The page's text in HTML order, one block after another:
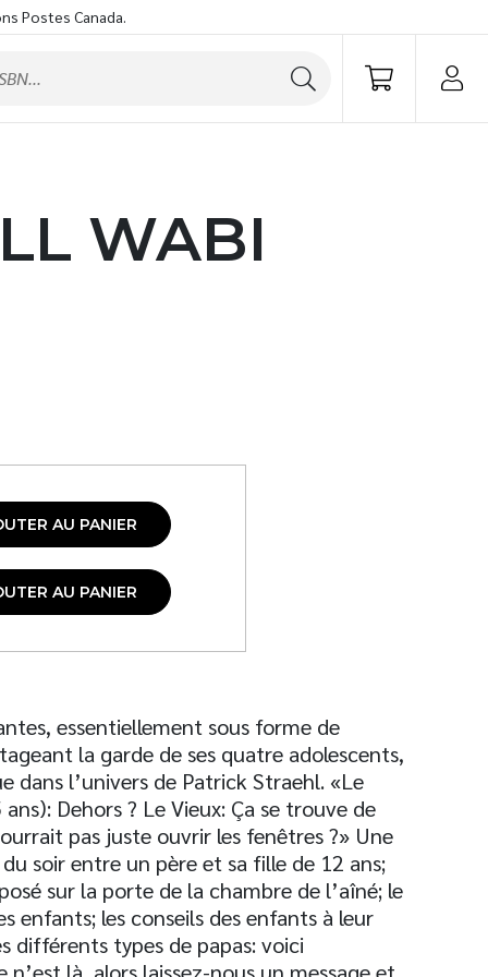
Postes Canada.
WABI
AU PANIER
AU PANIER
essentiellement sous forme de
la garde de ses quatre adolescents,
dans l’univers de Patrick Straehl. «Le
Dehors ? Le Vieux: Ça se trouve de
pas juste ouvrir les fenêtres ?» Une
soir entre un père et sa fille de 12 ans;
sur la porte de la chambre de l’aîné; le
enfants; les conseils des enfants à leur
différents types de papas: voici